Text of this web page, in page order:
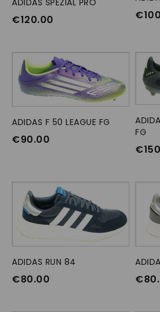
OPTIES SELECTEREN
ADIDAS SPEZIAL PRO
€120.00 €
OPTIES SELECTEREN
ADIDAS F 50 LEAGUE FG
€90.00
FG
€
OPTIES SELECTEREN
ADIDAS RUN 84
€80.00 €